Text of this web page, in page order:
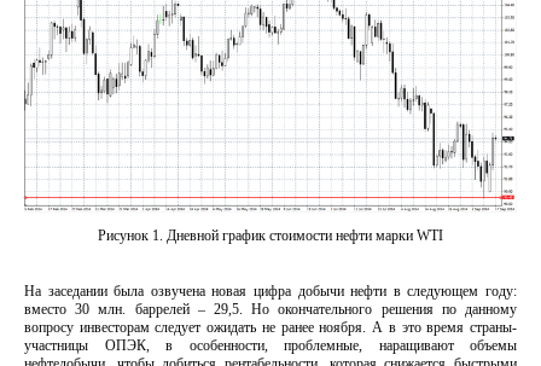
Рисунок 1. Дневной график стоимости нефти марки WTI
На заседании была озвучена новая цифра добычи нефти в следующем году:
вместо 30 млн. баррелей – 29,5. Но окончательного решения по данному
вопросу инвесторам следует ожидать не ранее ноября. А в это время страны-
участницы ОПЭК, в особенности, проблемные, наращивают объемы